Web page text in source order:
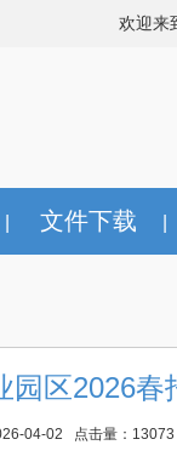
欢迎来
文件下载
区2026春
04-02 点击量：13073